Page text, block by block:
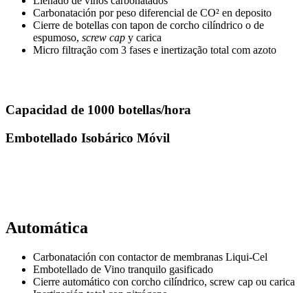
Carbonatación por peso diferencial de CO² en deposito
Cierre de botellas con tapon de corcho cilíndrico o de
espumoso, screw cap y carica
Micro filtração com 3 fases e inertização total com azoto
Capacidad de 1000 botellas/hora
Embotellado Isobárico Móvil
Automática
Carbonatación con contactor de membranas Liqui-Cel
Embotellado de Vino tranquilo gasificado
Cierre automático con corcho cilíndrico, screw cap ou carica